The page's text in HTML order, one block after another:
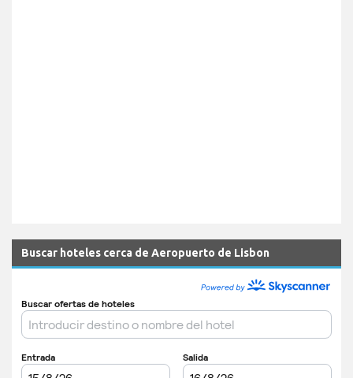
Buscar hoteles cerca de Aeropuerto de Lisbon